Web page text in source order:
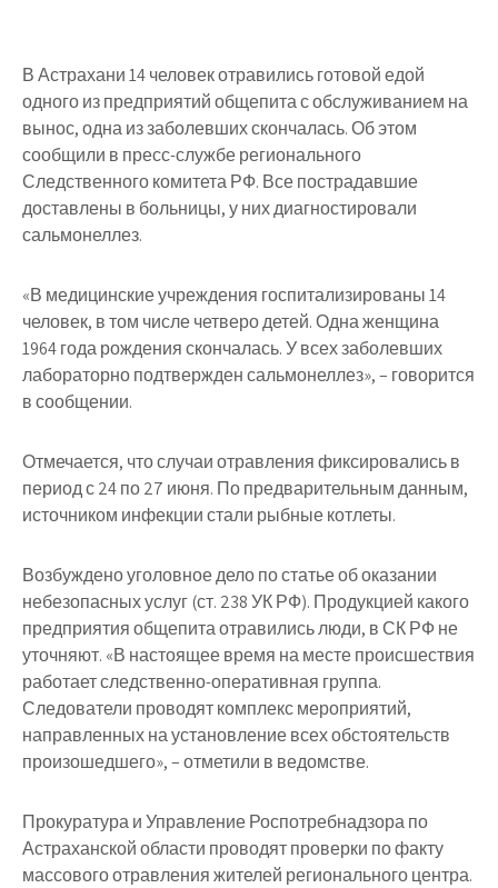
В Астрахани 14 человек отравились готовой едой
одного из предприятий общепита с обслуживанием на
вынос, одна из заболевших скончалась. Об этом
сообщили в пресс-службе регионального
Следственного комитета РФ. Все пострадавшие
доставлены в больницы, у них диагностировали
сальмонеллез.
«В медицинские учреждения госпитализированы 14
человек, в том числе четверо детей. Одна женщина
1964 года рождения скончалась. У всех заболевших
лабораторно подтвержден сальмонеллез», – говорится
в сообщении.
Отмечается, что случаи отравления фиксировались в
период с 24 по 27 июня. По предварительным данным,
источником инфекции стали рыбные котлеты.
Возбуждено уголовное дело по статье об оказании
небезопасных услуг (ст. 238 УК РФ). Продукцией какого
предприятия общепита отравились люди, в СК РФ не
уточняют. «В настоящее время на месте происшествия
работает следственно-оперативная группа.
Следователи проводят комплекс мероприятий,
направленных на установление всех обстоятельств
произошедшего», – отметили в ведомстве.
Прокуратура и Управление Роспотребнадзора по
Астраханской области проводят проверки по факту
массового отравления жителей регионального центра.